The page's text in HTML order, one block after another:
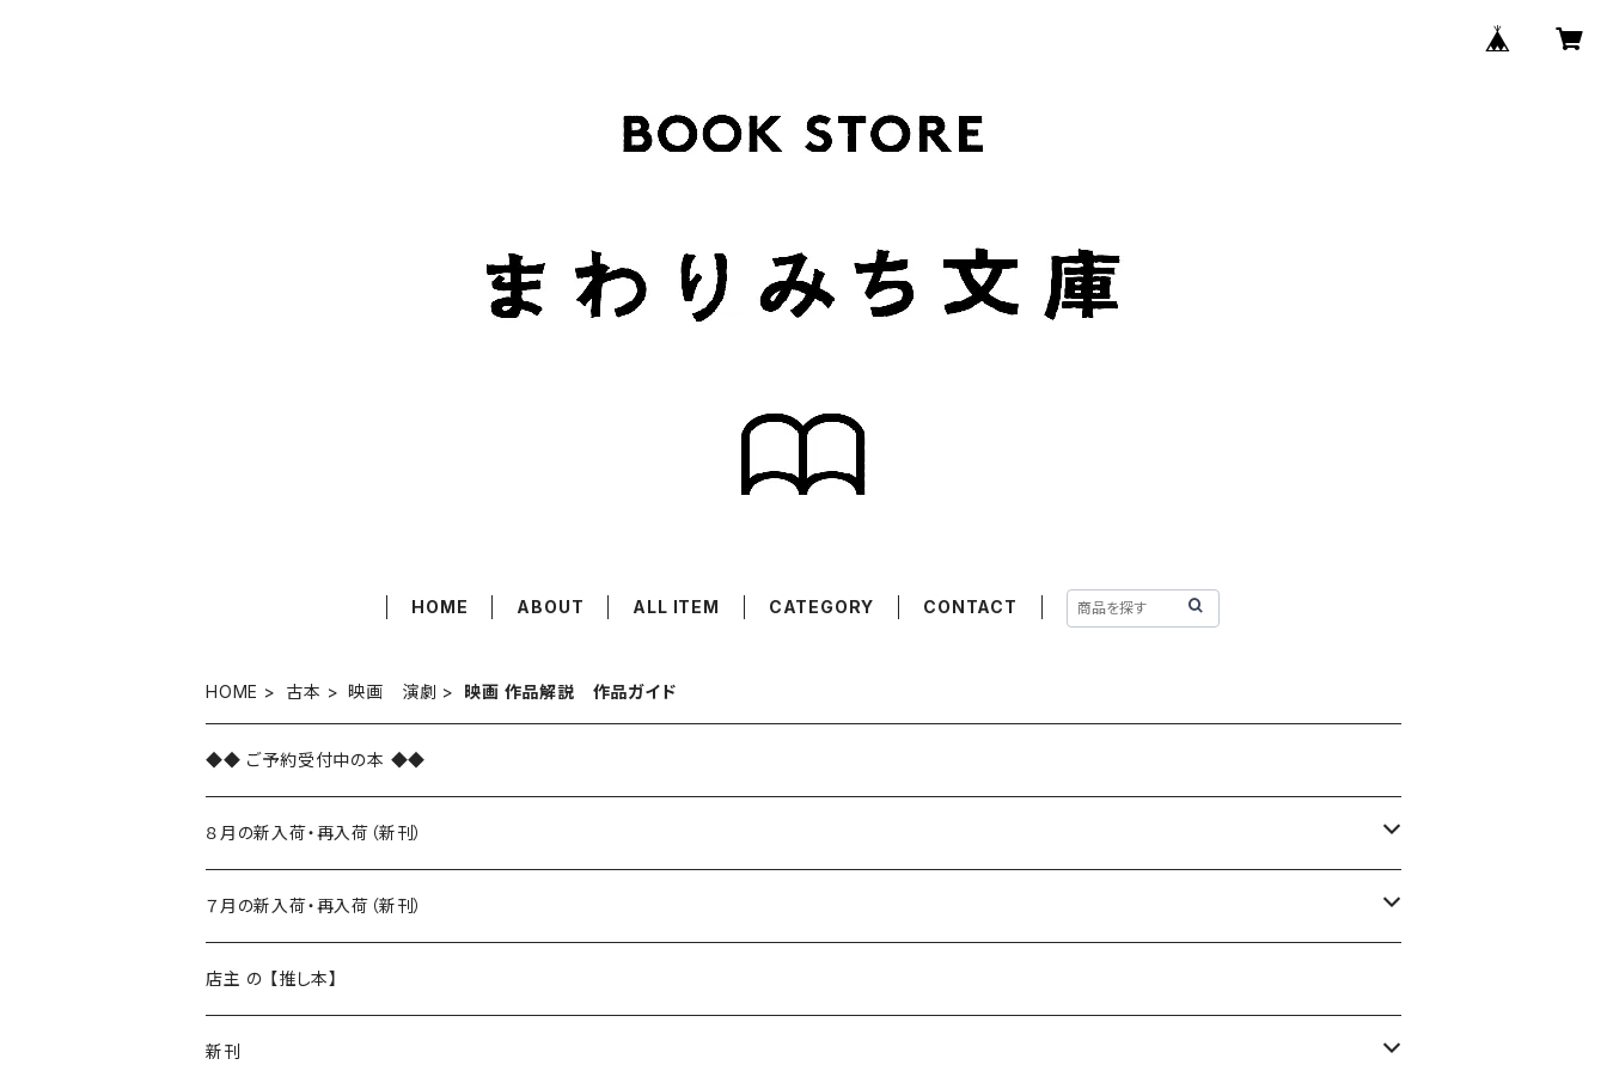
HOME ABOUT ALL ITEM CATEGORY CONTACT
HOME 古本 映画 演劇 映画 作品解説 作品ガイド
◆◆ ご予約受付中の本 ◆◆
８月の新入荷・再入荷（新刊）
新入荷
再入荷
７月の新入荷・再入荷（新刊）
新入荷
再入荷
店主 の 【推し本】
新刊